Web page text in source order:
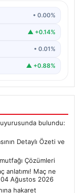
kupaları• 0.00%
▲ +0.14%
• 0.01%
▲ +0.88%
bulundu:
Detaylı Özeti ve
Çözümleri
anlatımı! Maç ne
04 Ağustos 2026
hakaret